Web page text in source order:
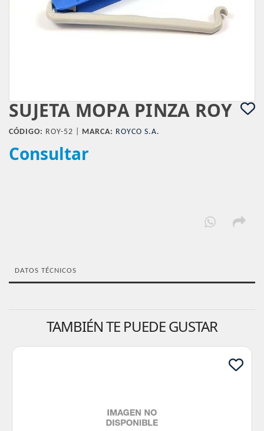
SUJETA MOPA PINZA ROY
CÓDIGO: ROY-52 | MARCA: ROYCO S.A.
Consultar
DATOS TÉCNICOS
TAMBIÉN TE PUEDE GUSTAR